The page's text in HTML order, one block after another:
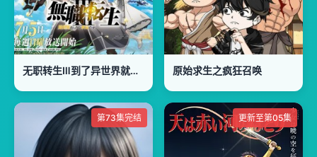
无职转生Ⅲ到了异世界就拿出真本事無職転生Ⅲ 原始求生之疯狂召唤
第73集完结 更新至第05集